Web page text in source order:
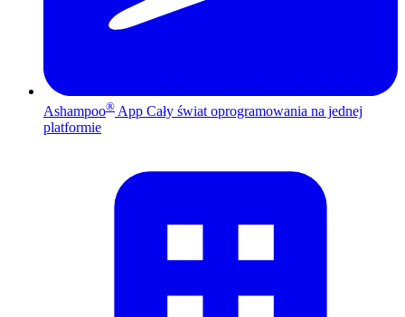
Ashampoo® App Cały świat oprogramowania na jednej
platformie